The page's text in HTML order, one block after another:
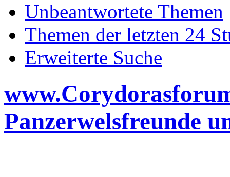
Unbeantwortete Themen
Themen der letzten 24
Erweiterte Suche
Panzerwelsfreunde